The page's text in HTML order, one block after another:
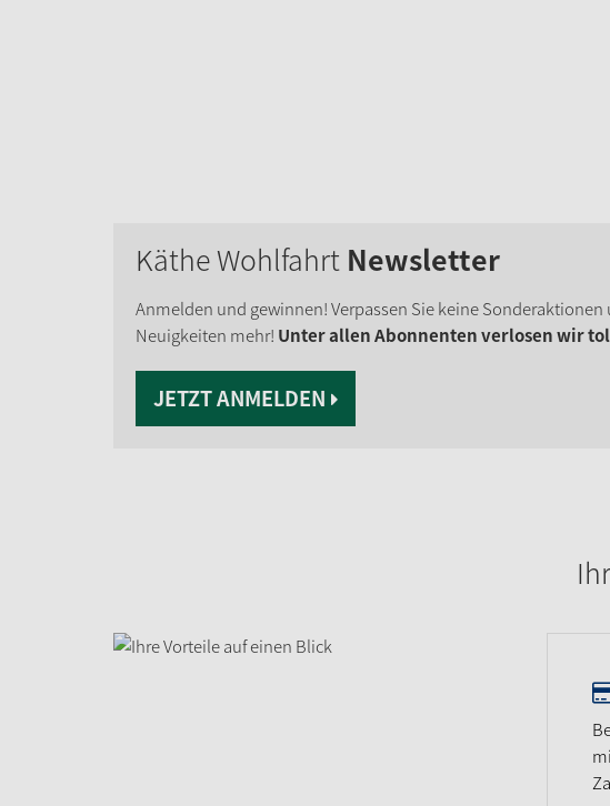
Käthe Wohlfahrt Newsletter
Anmelden und gewinnen! Verpassen Sie keine Sonderaktionen
Neuigkeiten mehr! Unter allen Abonnenten verlosen wir
JETZT ANMELDEN